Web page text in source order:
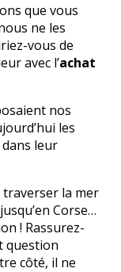
que vous
ne les
vous de
avec l’achat
nos
les
dans leur
traverser la mer
Corse…
! Rassurez-
question
côté, il ne